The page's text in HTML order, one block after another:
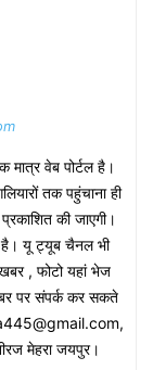
वेब पोर्टल है।
तक पहुंचाना ही
की जाएगी।
है। यू ट्यूब चैनल भी
, फोटो यहां भेज
पर संपर्क कर सकते
मेहरा जयपुर।